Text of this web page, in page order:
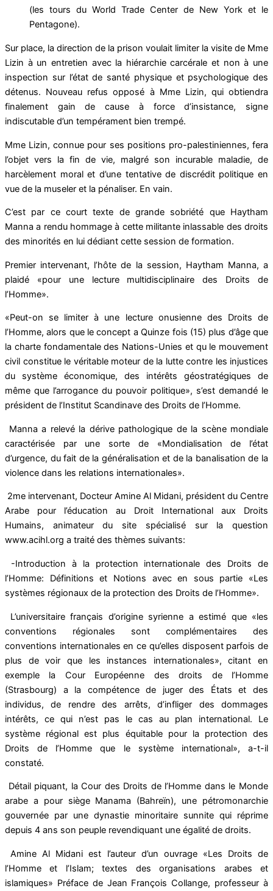
(les tours du World Trade Center de New York et le
Pentagone).
Sur place, la direction de la prison voulait limiter la visite de Mme
Lizin à un entretien avec la hiérarchie carcérale et non à une
inspection sur l’état de santé physique et psychologique des
détenus. Nouveau refus opposé à Mme Lizin, qui obtiendra
finalement gain de cause à force d’insistance, signe
indiscutable d’un tempérament bien trempé.
Mme Lizin, connue pour ses positions pro-palestiniennes, fera
l’objet vers la fin de vie, malgré son incurable maladie, de
harcèlement moral et d’une tentative de discrédit politique en
vue de la museler et la pénaliser. En vain.
C’est par ce court texte de grande sobriété que Haytham
Manna a rendu hommage à cette militante inlassable des droits
des minorités en lui dédiant cette session de formation.
Premier intervenant, l’hôte de la session, Haytham Manna, a
plaidé «pour une lecture multidisciplinaire des Droits de
l’Homme».
«Peut-on se limiter à une lecture onusienne des Droits de
l’Homme, alors que le concept a Quinze fois (15) plus d’âge que
la charte fondamentale des Nations-Unies et qu le mouvement
civil constitue le véritable moteur de la lutte contre les injustices
du système économique, des intérêts géostratégiques de
même que l’arrogance du pouvoir politique», s’est demandé le
président de l’Institut Scandinave des Droits de l’Homme.
Manna a relevé la dérive pathologique de la scène mondiale
caractérisée par une sorte de «Mondialisation de l’état
d’urgence, du fait de la généralisation et de la banalisation de la
violence dans les relations internationales».
2me intervenant, Docteur Amine Al Midani, président du Centre
Arabe pour l’éducation au Droit International aux Droits
Humains, animateur du site spécialisé sur la question
www.acihl.org a traité des thèmes suivants:
-Introduction à la protection internationale des Droits de
l’Homme: Définitions et Notions avec en sous partie «Les
systèmes régionaux de la protection des Droits de l’Homme».
L’universitaire français d’origine syrienne a estimé que «les
conventions régionales sont complémentaires des
conventions internationales en ce qu’elles disposent parfois de
plus de voir que les instances internationales», citant en
exemple la Cour Européenne des droits de l’Homme
(Strasbourg) a la compétence de juger des États et des
individus, de rendre des arrêts, d’infliger des dommages
intérêts, ce qui n’est pas le cas au plan international. Le
système régional est plus équitable pour la protection des
Droits de l’Homme que le système international», a-t-il
constaté.
Détail piquant, la Cour des Droits de l’Homme dans le Monde
arabe a pour siège Manama (Bahreïn), une pétromonarchie
gouvernée par une dynastie minoritaire sunnite qui réprime
depuis 4 ans son peuple revendiquant une égalité de droits.
Amine Al Midani est l’auteur d’un ouvrage «Les Droits de
l’Homme et l’Islam; textes des organisations arabes et
islamiques» Préface de Jean François Collange, professeur à